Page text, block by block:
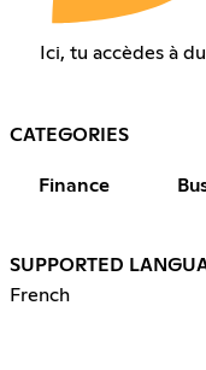
Ici, tu accèdes à
CATEGORIES
Finance
SUPPORTED
French